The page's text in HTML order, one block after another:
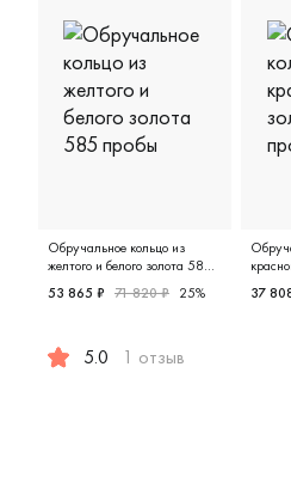
Обручальное кольцо из
желтого и белого золота 585
53 865 ₽ 71 820 ₽ 25%
5.0 1 отзыв
37